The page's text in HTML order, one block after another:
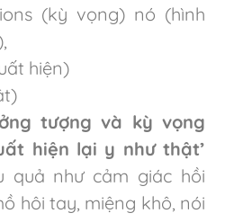
(kỳ vọng) nó (hình
hiện)
tượng và kỳ vọng
hiện lại y như thật’
quả như cảm giác hồi
hôi tay, miệng khô, nói